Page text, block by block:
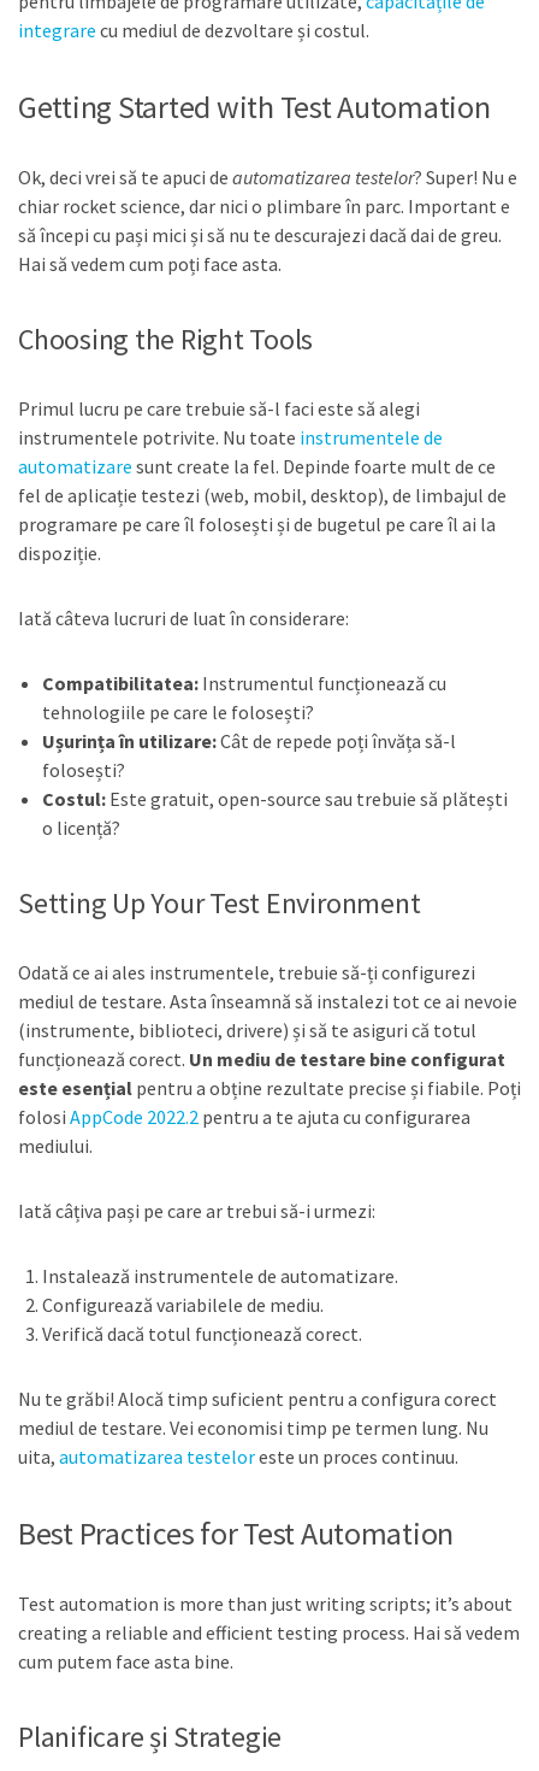
integrare cu mediul de dezvoltare și costul.
Getting Started with Test Automation
Ok, deci vrei să te apuci de automatizarea testelor? Super! Nu e
chiar rocket science, dar nici o plimbare în parc. Important e
să începi cu pași mici și să nu te descurajezi dacă dai de greu.
Hai să vedem cum poți face asta.
Choosing the Right Tools
Primul lucru pe care trebuie să-l faci este să alegi
instrumentele potrivite. Nu toate instrumentele de
automatizare sunt create la fel. Depinde foarte mult de ce
fel de aplicație testezi (web, mobil, desktop), de limbajul de
programare pe care îl folosești și de bugetul pe care îl ai la
dispoziție.
Iată câteva lucruri de luat în considerare:
Compatibilitatea: Instrumentul funcționează cu
tehnologiile pe care le folosești?
Ușurința în utilizare:Cât de repede poți învăța să-l
folosești?
Costul: Este gratuit, open-source sau trebuie să plătești
o licență?
Setting Up Your Test Environment
Odată ce ai ales instrumentele, trebuie să-ți configurezi
mediul de testare. Asta înseamnă să instalezi tot ce ai nevoie
(instrumente, biblioteci, drivere) și să te asiguri că totul
funcționează corect. Un mediu de testare bine configurat
este esențial pentru a obține rezultate precise și fiabile. Poți
folosi AppCode 2022.2 pentru a te ajuta cu configurarea
mediului.
Iată câțiva pași pe care ar trebui să-i urmezi:
Instalează instrumentele de automatizare.
Configurează variabilele de mediu.
Verifică dacă totul funcționează corect.
Nu te grăbi! Alocă timp suficient pentru a configura corect
mediul de testare. Vei economisi timp pe termen lung. Nu
uita, automatizarea testeloreste un proces continuu.
Best Practices for Test Automation
Test automation is more than just writing scripts; it’s about
creating a reliable and efficient testing process. Hai să vedem
cum putem face asta bine.
Planificare și Strategie